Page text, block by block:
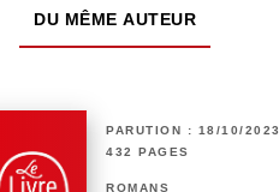
DU MÊME AUTEUR
PARUTION : 18/10/2023
432 PAGES
ROMANS